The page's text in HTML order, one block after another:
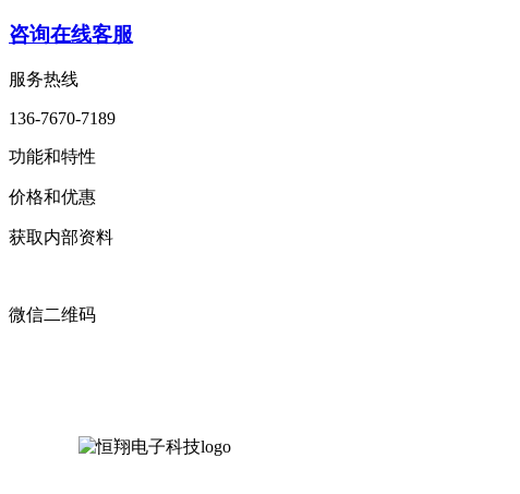
咨询在线客服
服务热线
136-7670-7189
功能和特性
价格和优惠
获取内部资料
微信二维码